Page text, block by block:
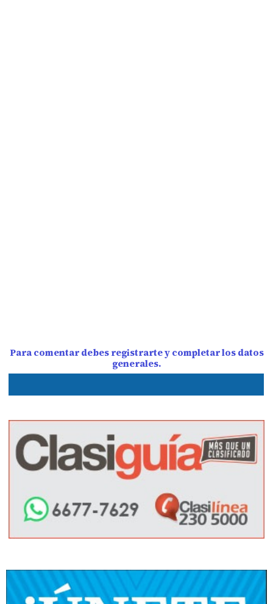
Para comentar debes registrarte y completar los datos
generales.